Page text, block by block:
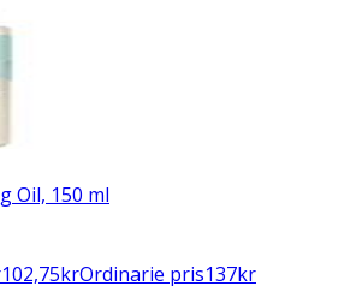
Oil, 150 ml
102,75krOrdinarie pris137kr